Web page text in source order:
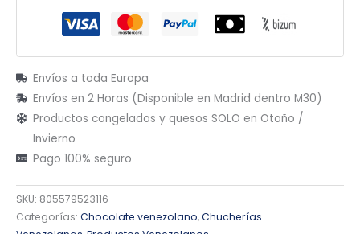
Envíos a toda Europa
Envíos en 2 Horas (Disponible en Madrid dentro M30)
Productos congelados y quesos SOLO en Otoño /
Invierno
Pago 100% seguro
SKU: 805579523116
Categorías: Chocolate venezolano,Chucherías